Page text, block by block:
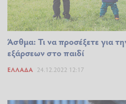
Άσθμα: Τι να προσέξετε για
εξάρσεων στο παιδί
ΕΛΛΆΔΑ 24.12.2022 12:17